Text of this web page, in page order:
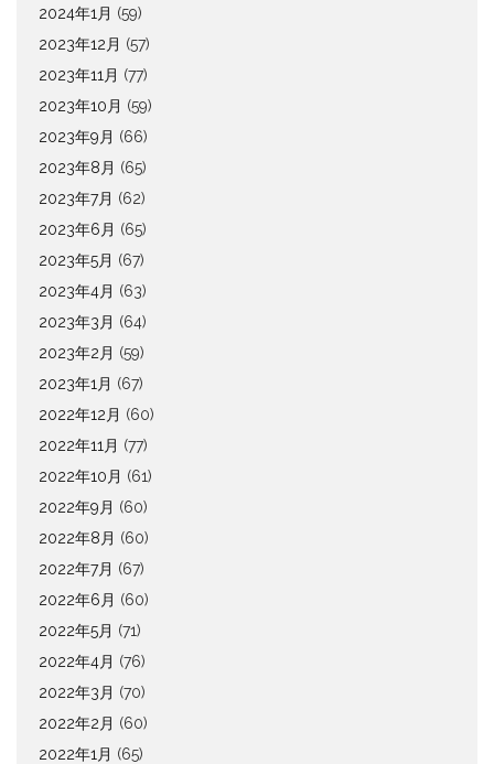
2024年1月 (59)
2023年12月 (57)
2023年11月 (77)
2023年10月 (59)
2023年9月 (66)
2023年8月 (65)
2023年7月 (62)
2023年6月 (65)
2023年5月 (67)
2023年4月 (63)
2023年3月 (64)
2023年2月 (59)
2023年1月 (67)
2022年12月 (60)
2022年11月 (77)
2022年10月 (61)
2022年9月 (60)
2022年8月 (60)
2022年7月 (67)
2022年6月 (60)
2022年5月 (71)
2022年4月 (76)
2022年3月 (70)
2022年2月 (60)
2022年1月 (65)